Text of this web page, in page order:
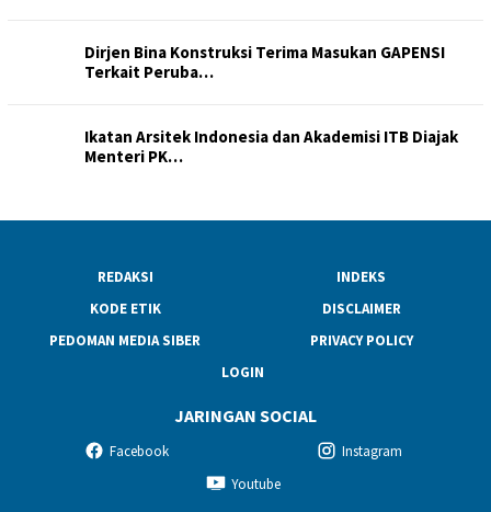
Dirjen Bina Konstruksi Terima Masukan GAPENSI
Terkait Peruba…
Ikatan Arsitek Indonesia dan Akademisi ITB Diajak
Menteri PK…
REDAKSI
INDEKS
KODE ETIK
DISCLAIMER
PEDOMAN MEDIA SIBER
PRIVACY POLICY
LOGIN
JARINGAN SOCIAL
Facebook
Instagram
Youtube